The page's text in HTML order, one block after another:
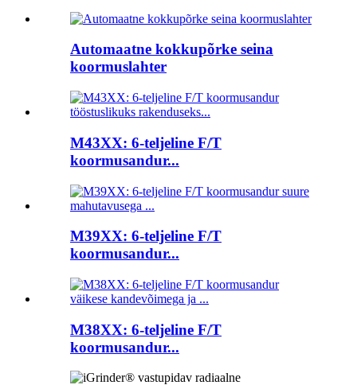
Automaatne kokkupõrke seina
koormuslahter
M43XX: 6-teljeline F/T
koormusandur...
M39XX: 6-teljeline F/T
koormusandur...
M38XX: 6-teljeline F/T
koormusandur...